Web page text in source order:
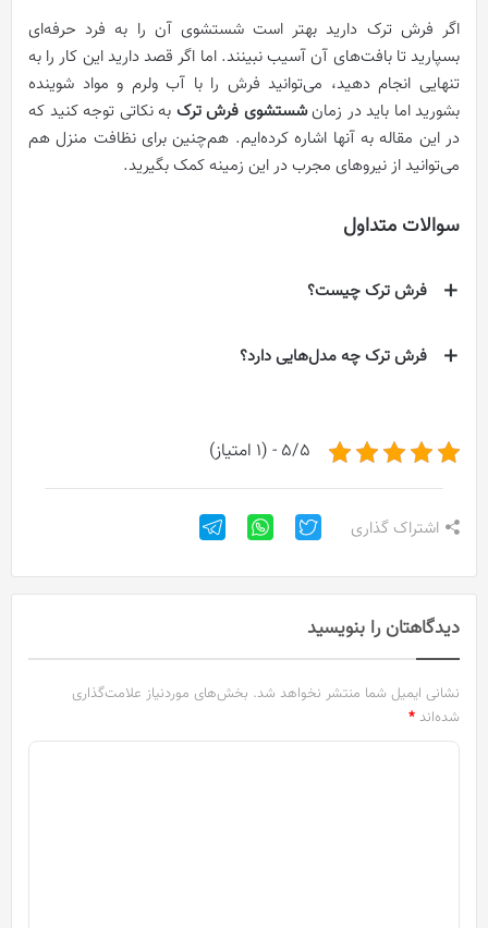
اگر فرش ترک دارید بهتر است شستشوی آن را به فرد حرفه‌ای
بسپارید تا بافت‌های آن آسیب نبینند. اما اگر قصد دارید این کار را به
تنهایی انجام دهید، می‌توانید فرش را با آب ولرم و مواد شوینده
بشورید اما باید در زمانشستشوی فرش ترک به نکاتی توجه کنید که
در این مقاله به آنها اشاره کرده‌ایم. هم‌چنین برای نظافت منزل هم
می‌توانید از نیرو‌های مجرب در این زمینه کمک بگیرید.
سوالات متداول
فرش ترک چیست؟
فرش ترک چه مدل‌هایی دارد؟
5/5 - (1 امتیاز)
اشتراک گذاری
دیدگاهتان را بنویسید
نشانی ایمیل شما منتشر نخواهد شد. بخش‌های موردنیاز علامت‌گذاری
شده‌اند *